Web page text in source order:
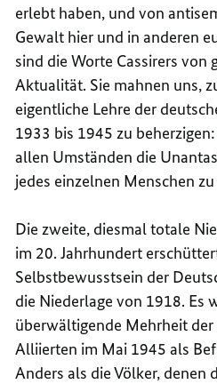
erlebt haben, und von
Gewalt hier und in anderen
sind die Worte Cassirers von
Aktualität. Sie mahnen uns,
eigentliche Lehre der
1933 bis 1945 zu
allen Umständen die
jedes einzelnen Menschen
Die zweite, diesmal totale
im 20. Jahrhundert
Selbstbewusstsein der
die Niederlage von 1918. Es
überwältigende Mehrheit
Alliierten im Mai 1945 als
Anders als die Völker, denen